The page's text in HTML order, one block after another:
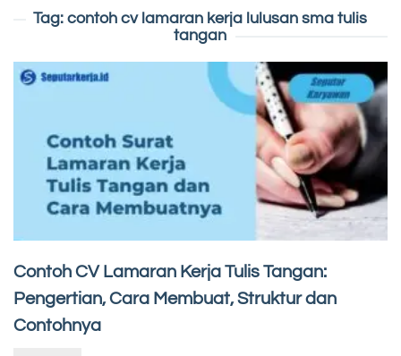
Tag:contoh cv lamaran kerja lulusan sma tulis
tangan
Contoh CV Lamaran Kerja Tulis Tangan:
Pengertian, Cara Membuat, Struktur dan
Contohnya